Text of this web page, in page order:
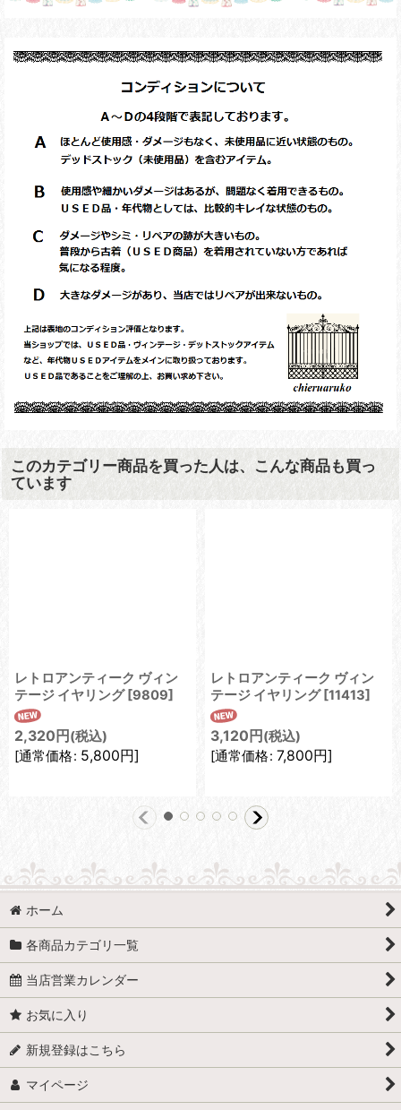
このカテゴリー商品を買った人は、こんな商品も買っ
ています
レトロアンティーク ヴィン
テージ イヤリング [9809]
2,320 円 (税込)
[通常価格: 5,800円]
レトロアンティーク ヴィン
テージ イヤリング [11413]
3,120 円 (税込)
[通常価格: 7,800円]
ホーム
各商品カテゴリ一覧
当店営業カレンダー
お気に入り
新規登録はこちら
マイページ